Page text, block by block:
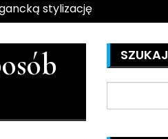
stylizację
SZUKAJ
for: